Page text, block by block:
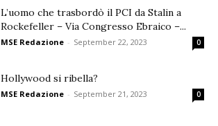
L’uomo che trasbordò il PCI da Stalin a
Rockefeller – Via Congresso Ebraico –...
MSE Redazione - September 22, 2023 0
Hollywood si ribella?
MSE Redazione - September 21, 2023 0